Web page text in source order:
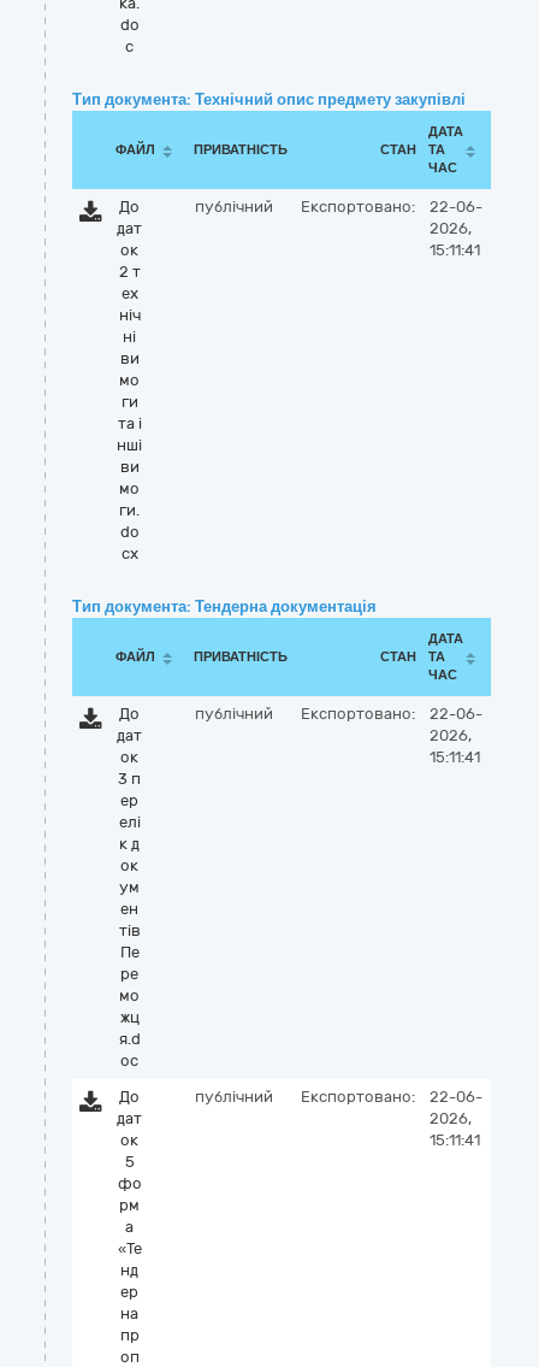
do
c
Тип документа: Технічний опис предмету закупівлі
ФАЙЛ ПРИВАТНІСТЬ СТАН
ДАТА
ТА
ЧАС
До
дат
ок
2 т
ех
ніч
ні
ви
мо
ги
та і
нші
ви
мо
ги.
do
cx
публічний Експортовано:
22-06-
2026,
15:11:41
Тип документа: Тендерна документація
ФАЙЛ ПРИВАТНІСТЬ СТАН
ДАТА
ТА
ЧАС
До
дат
ок
3 п
ер
елі
к д
ок
ум
ен
тів
Пе
ре
мо
жц
я.d
oc
публічний Експортовано:
22-06-
2026,
15:11:41
До
дат
ок
5
фо
рм
а
«Те
нд
ер
на
пр
оп
публічний Експортовано:
22-06-
2026,
15:11:41